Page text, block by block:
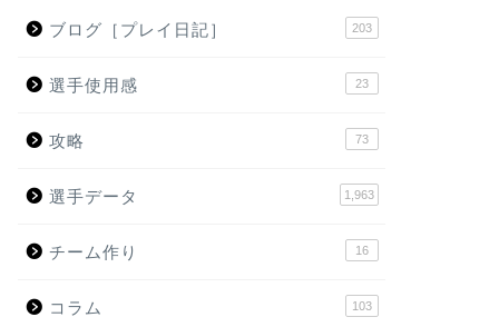
ブログ［プレイ日記］ 203
選手使用感 23
攻略 73
選手データ 1,963
チーム作り 16
コラム 103